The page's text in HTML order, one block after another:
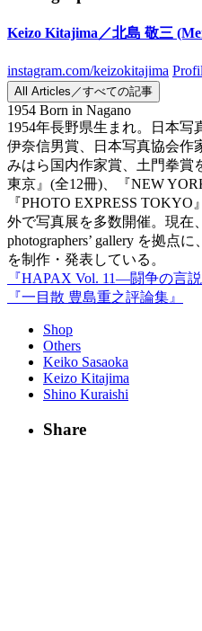
Keizo Kitajima／北島 敬三
instagram.com/keizokitajima
All Articles／すべての記事
1954 Born in Nagano
1954年長野県生まれ。日本写
伊奈信男賞、日本写真協会作
みはら国内作家賞、土門拳賞
東京』(全12冊)、『NEW
『PHOTO EXPRESS
外で写真展を多数開催。現在
photographers’ gallery を拠点
を制作・発表している。
『HAPAX Vol. 11—闘争の言説
『一目散 豊島重之評論集』
Shop
Others
Keiko Sasaoka
Keizo Kitajima
Shino Kuraishi
Share